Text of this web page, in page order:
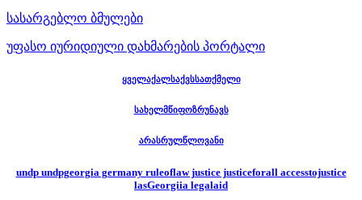
სასარგებლო ბმულები
უფასო იურიდიული დახმარების პორტალი
ყველაქალსაქვსსათქმელი
სახელმწიფოზრუნავს
არასრულწლოვანი
undp undpgeorgia germany ruleoflaw justice justiceforall accesstojustice
lasGeorgiia legalaid